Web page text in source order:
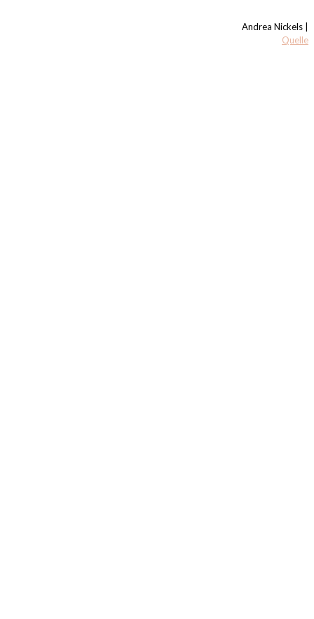
Andrea Nickels |
Quelle